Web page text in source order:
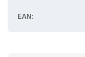
EAN: